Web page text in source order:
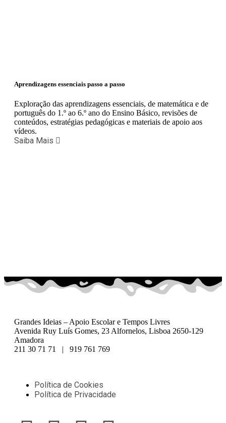
Aprendizagens essenciais passo a passo
Exploração das aprendizagens essenciais, de matemática e de
português do 1.º ao 6.º ano do Ensino Básico, revisões de
conteúdos, estratégias pedagógicas e materiais de apoio aos
vídeos.
Saiba Mais
Grandes Ideias – Apoio Escolar e Tempos Livres
Avenida Ruy Luís Gomes, 23 Alfornelos, Lisboa 2650-129
Amadora
211 30 71 71 | 919 761 769
Política de Cookies
Política de Privacidade